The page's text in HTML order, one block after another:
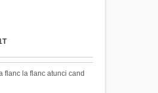
flanc la flanc atunci cand